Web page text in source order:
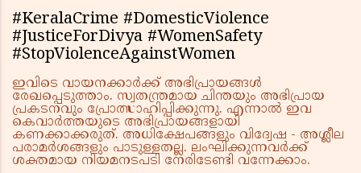
#KeralaCrime #DomesticViolence
#JusticeForDivya #WomenSafety
#StopViolenceAgainstWomen
ഇവിടെ വായനക്കാർക്ക് അഭിപ്രായങ്ങൾ
രേഖപ്പെടുത്താം. സ്വതന്ത്രമായ ചിന്തയും അഭിപ്രായ
പ്രകടനവും പ്രോത്സാഹിപ്പിക്കുന്നു. എന്നാൽ ഇവ
കെവാർത്തയുടെ അഭിപ്രായങ്ങളായി
കണക്കാക്കരുത്. അധിക്ഷേപങ്ങളും വിദ്വേഷ - അശ്ലീല
പരാമർശങ്ങളും പാടുള്ളതല്ല. ലംഘിക്കുന്നവർക്ക്
ശക്തമായ നിയമനടപടി നേരിടേണ്ടി വന്നേക്കാം.